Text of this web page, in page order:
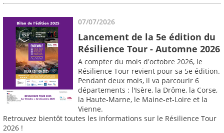
07/07/2026
Lancement de la 5e édition du
Résilience Tour - Automne 2026
A compter du mois d'octobre 2026, le
Résilience Tour revient pour sa 5e édition.
Pendant deux mois, il va parcourir 6
départements : l'Isère, la Drôme, la Corse,
la Haute-Marne, le Maine-et-Loire et la
Vienne.
Retrouvez bientôt toutes les informations sur le Résilience Tour
2026 !